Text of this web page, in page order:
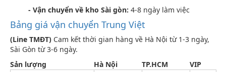
- Vận chuyển về kho Sài gòn: 4-8 ngày làm việc
Bảng giá vận chuyển Trung Việt
(Line TMĐT) Cam kết thời gian hàng về Hà Nội từ 1-3 ngày,
Sài Gòn từ 3-6 ngày.
Sản lượng
Hà Nội TP.HCM
VIP